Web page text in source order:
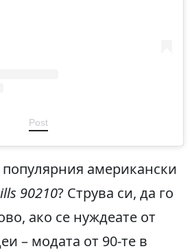
Post
американски
90210? Струва си, да го
ако се нуждеате от
– модата от 90-те в